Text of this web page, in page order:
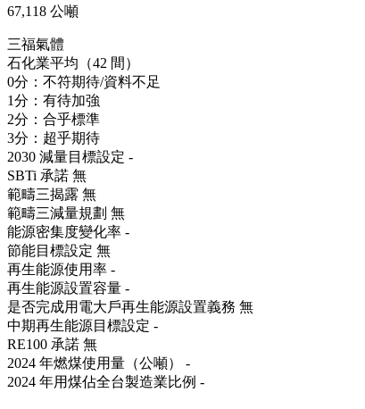
67,118 公噸
三福氣體
石化業平均（42 間）
0分：不符期待/資料不足
1分：有待加強
2分：合乎標準
3分：超乎期待
2030 減量目標設定 -
SBTi 承諾 無
範疇三揭露 無
範疇三減量規劃 無
能源密集度變化率 -
節能目標設定 無
再生能源使用率 -
再生能源設置容量 -
是否完成用電大戶再生能源設置義務 無
中期再生能源目標設定 -
RE100 承諾 無
2024 年燃煤使用量（公噸） -
2024 年用煤佔全台製造業比例 -